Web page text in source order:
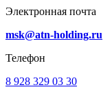
Электронная почта
msk@atn-holding.ru
Телефон
8 928 329 03 30